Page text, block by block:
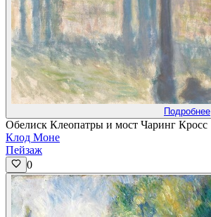
Подробнее
Обелиск Клеопатры и мост Чаринг Кросс
Клод Моне
Пейзаж
0